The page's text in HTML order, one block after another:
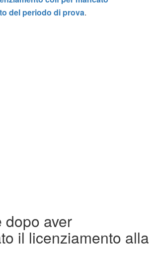
del periodo di prova.
dopo aver
il licenziamento alla